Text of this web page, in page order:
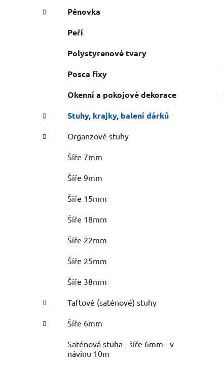
Pěnovka
Peří
Polystyrenové tvary
Posca fixy
Okenní a pokojové dekorace
Stuhy, krajky, balení dárků
Organzové stuhy
Šíře 7mm
Šíře 9mm
Šíře 15mm
Šíře 18mm
Šíře 22mm
Šíře 25mm
Šíře 38mm
Taftové (saténové) stuhy
Šíře 6mm
Saténová stuha - šíře 6mm - v
návinu 10m